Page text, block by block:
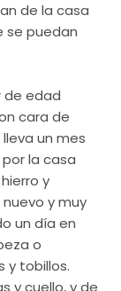
de la casa
se puedan
de edad
cara de
un mes
la casa
y
y muy
un día en
o
y tobillos.